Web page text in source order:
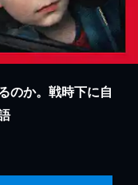
のか。戦時下に自